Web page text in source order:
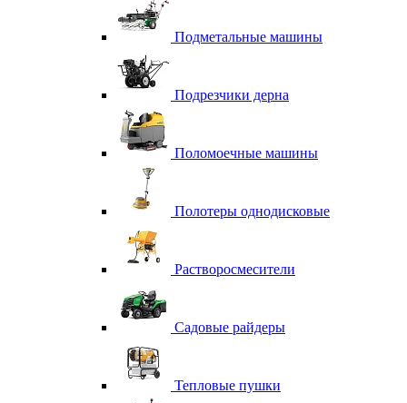
Подметальные машины
Подрезчики дерна
Поломоечные машины
Полотеры однодисковые
Растворосмесители
Садовые райдеры
Тепловые пушки